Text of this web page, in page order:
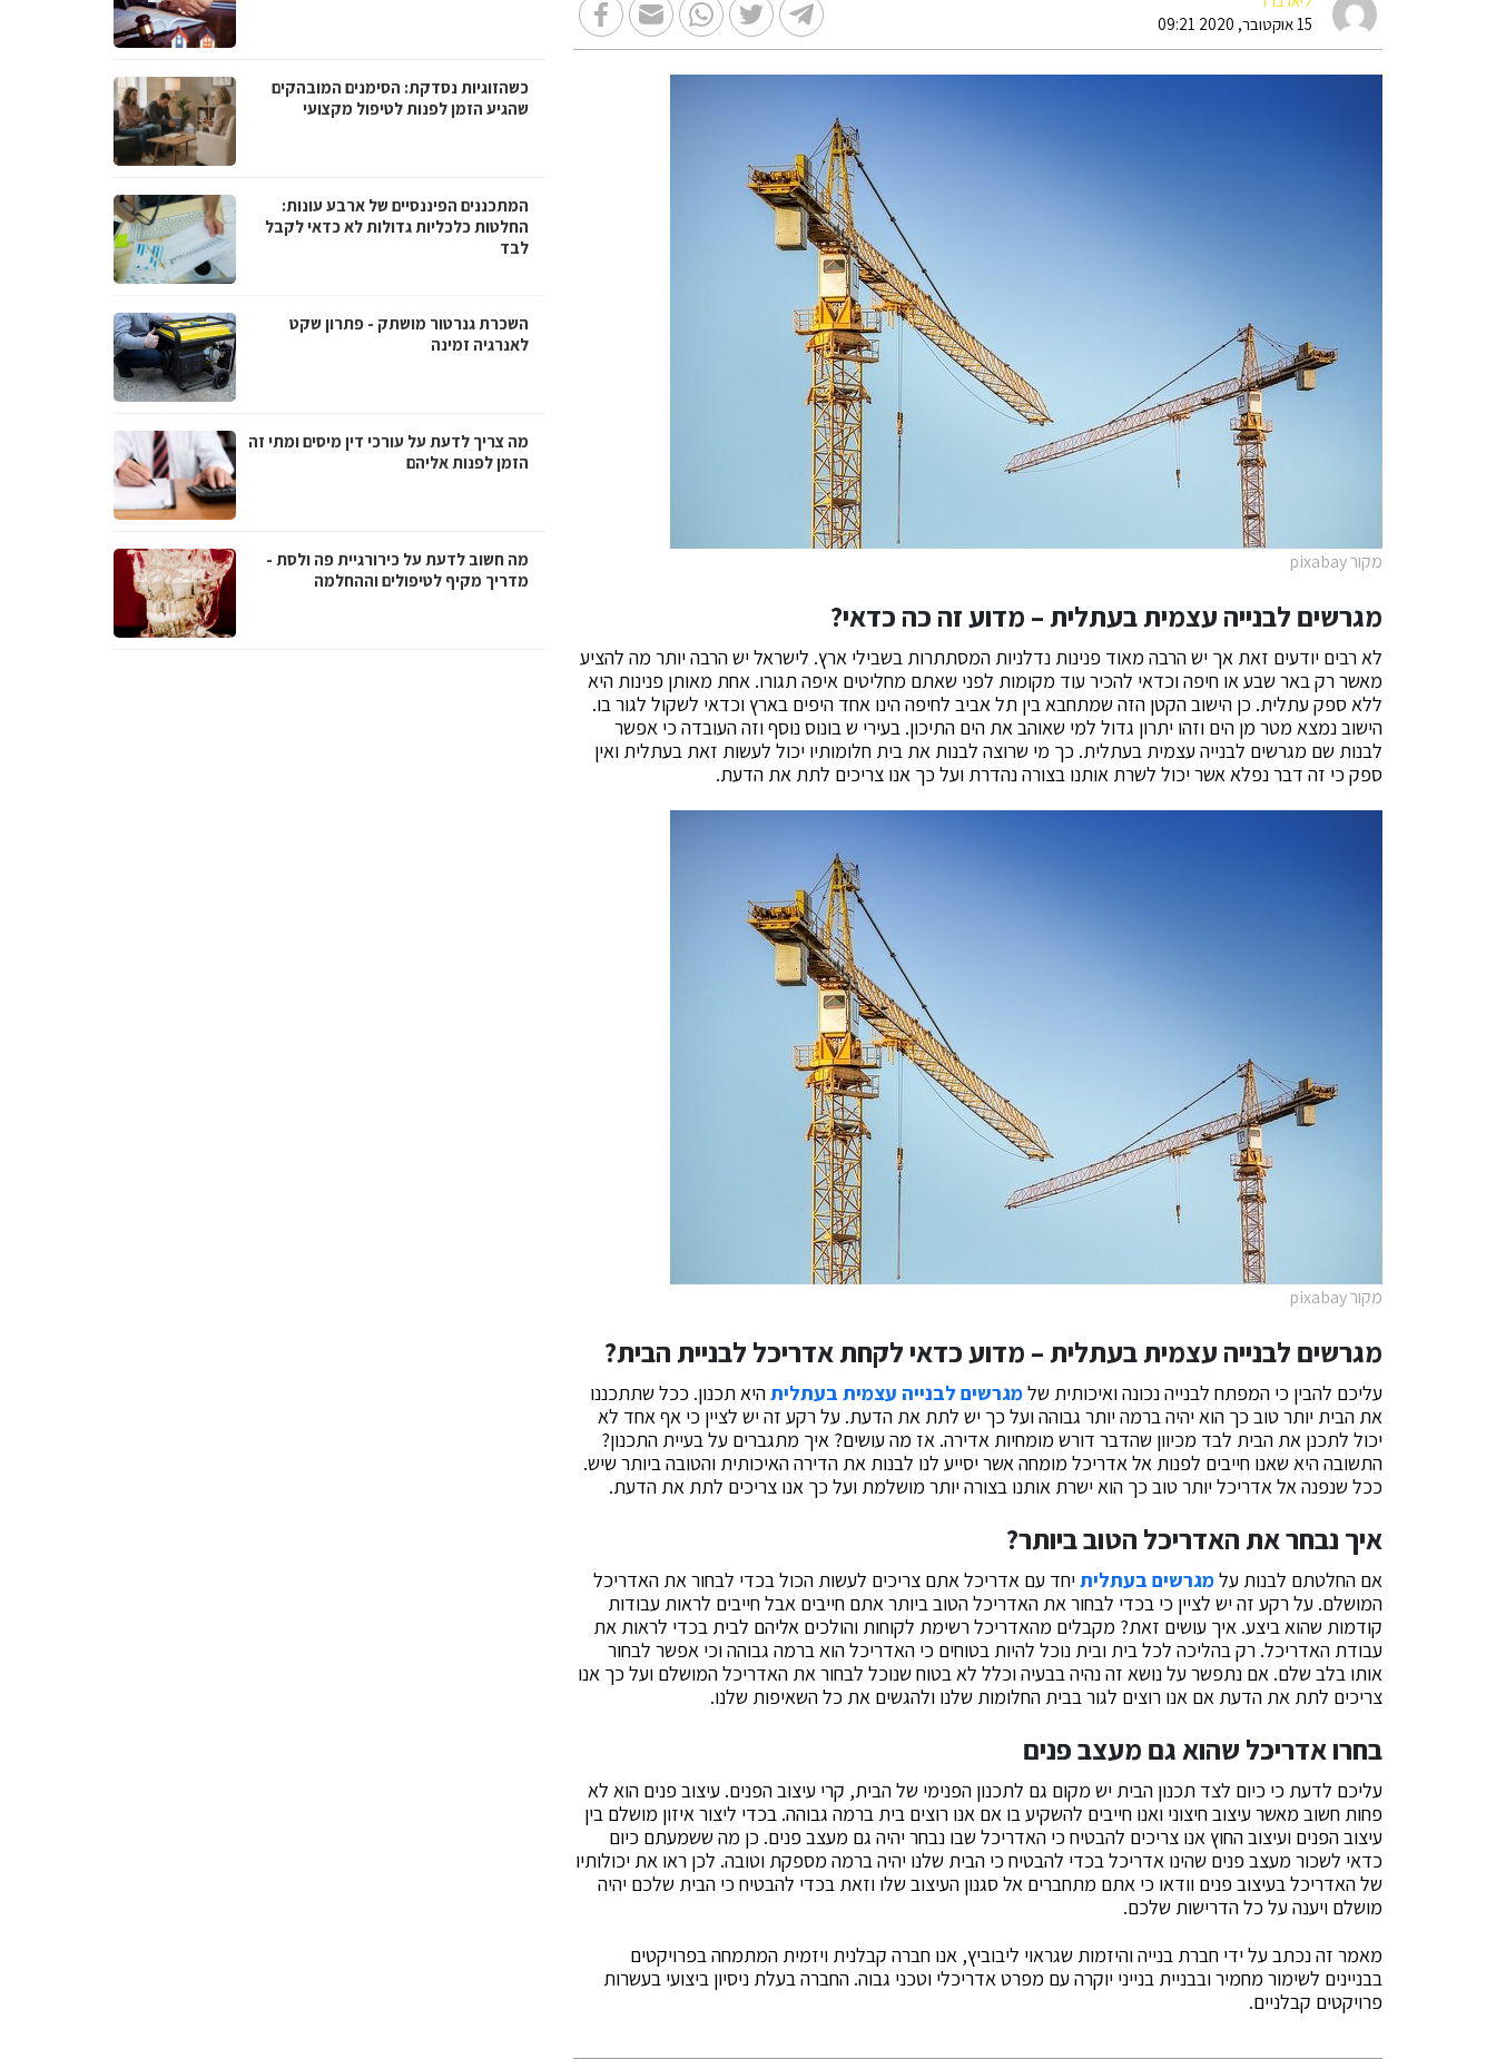
15 אוקטובר, 2020 09:21
מקור pixabay
מגרשים לבנייה עצמית בעתלית – מדוע זה כה כדאי?
לא רבים יודעים זאת אך יש הרבה מאוד פנינות נדלניות המסתתרות בשבילי ארץ. לישראל יש הרבה יותר מה להציע
מאשר רק באר שבע או חיפה וכדאי להכיר עוד מקומות לפני שאתם מחליטים איפה תגורו. אחת מאותן פנינות היא
ללא ספק עתלית. כן הישוב הקטן הזה שמתחבא בין תל אביב לחיפה הינו אחד היפים בארץ וכדאי לשקול לגור בו.
הישוב נמצא מטר מן הים וזהו יתרון גדול למי שאוהב את הים התיכון. בעירי ש בונוס נוסף וזה העובדה כי אפשר
לבנות שם מגרשים לבנייה עצמית בעתלית. כך מי שרוצה לבנות את בית חלומותיו יכול לעשות זאת בעתלית ואין
ספק כי זה דבר נפלא אשר יכול לשרת אותנו בצורה נהדרת ועל כך אנו צריכים לתת את הדעת.
מקור pixabay
מגרשים לבנייה עצמית בעתלית – מדוע כדאי לקחת אדריכל לבניית הבית?
עליכם להבין כי המפתח לבנייה נכונה ואיכותית שלמגרשים לבנייה עצמית בעתליתהיא תכנון. ככל שתתכננו
את הבית יותר טוב כך הוא יהיה ברמה יותר גבוהה ועל כך יש לתת את הדעת. על רקע זה יש לציין כי אף אחד לא
יכול לתכנן את הבית לבד מכיוון שהדבר דורש מומחיות אדירה. אז מה עושים? איך מתגברים על בעיית התכנון?
התשובה היא שאנו חייבים לפנות אל אדריכל מומחה אשר יסייע לנו לבנות את הדירה האיכותית והטובה ביותר שיש.
ככל שנפנה אל אדריכל יותר טוב כך הוא ישרת אותנו בצורה יותר מושלמת ועל כך אנו צריכים לתת את הדעת.
איך נבחר את האדריכל הטוב ביותר?
אם החלטתם לבנות עלמגרשים בעתליתיחד עם אדריכל אתם צריכים לעשות הכול בכדי לבחור את האדריכל
המושלם. על רקע זה יש לציין כי בכדי לבחור את האדריכל הטוב ביותר אתם חייבים אבל חייבים לראות עבודות
קודמות שהוא ביצע. איך עושים זאת? מקבלים מהאדריכל רשימת לקוחות והולכים אליהם לבית בכדי לראות את
עבודת האדריכל. רק בהליכה לכל בית ובית נוכל להיות בטוחים כי האדריכל הוא ברמה גבוהה וכי אפשר לבחור
אותו בלב שלם. אם נתפשר על נושא זה נהיה בבעיה וכלל לא בטוח שנוכל לבחור את האדריכל המושלם ועל כך אנו
צריכים לתת את הדעת אם אנו רוצים לגור בבית החלומות שלנו ולהגשים את כל השאיפות שלנו.
בחרו אדריכל שהוא גם מעצב פנים
עליכם לדעת כי כיום לצד תכנון הבית יש מקום גם לתכנון הפנימי של הבית, קרי עיצוב הפנים. עיצוב פנים הוא לא
פחות חשוב מאשר עיצוב חיצוני ואנו חייבים להשקיע בו אם אנו רוצים בית ברמה גבוהה. בכדי ליצור איזון מושלם בין
עיצוב הפנים ועיצוב החוץ אנו צריכים להבטיח כי האדריכל שבו נבחר יהיה גם מעצב פנים. כן מה ששמעתם כיום
כדאי לשכור מעצב פנים שהינו אדריכל בכדי להבטיח כי הבית שלנו יהיה ברמה מספקת וטובה. לכן ראו את יכולותיו
של האדריכל בעיצוב פנים וודאו כי אתם מתחברים אל סגנון העיצוב שלו וזאת בכדי להבטיח כי הבית שלכם יהיה
מושלם ויענה על כל הדרישות שלכם.
מאמר זה נכתב על ידי חברת בנייה והיזמות שגראוי ליבוביץ, אנו חברה קבלנית ויזמית המתמחה בפרויקטים
בבניינים לשימור מחמיר ובבניית בנייני יוקרה עם מפרט אדריכלי וטכני גבוה. החברה בעלת ניסיון ביצועי בעשרות
פרויקטים קבלניים.
כשהזוגיות נסדקת: הסימנים המובהקים
שהגיע הזמן לפנות לטיפול מקצועי
המתכננים הפיננסיים של ארבע עונות:
החלטות כלכליות גדולות לא כדאי לקבל
לבד
השכרת גנרטור מושתק - פתרון שקט
לאנרגיה זמינה
מה צריך לדעת על עורכי דין מיסים ומתי זה
הזמן לפנות אליהם
מה חשוב לדעת על כירורגיית פה ולסת -
מדריך מקיף לטיפולים וההחלמה